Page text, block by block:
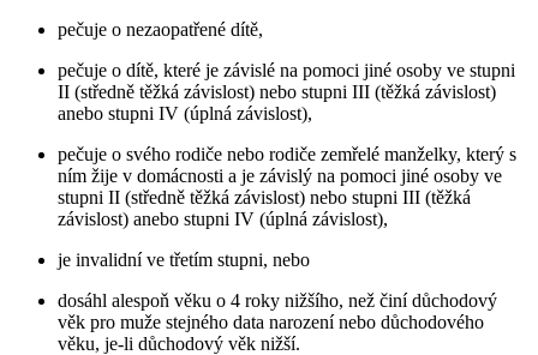
pečuje o nezaopatřené dítě,
pečuje o dítě, které je závislé na pomoci jiné osoby ve stupni
II (středně těžká závislost) nebo stupni III (těžká závislost)
anebo stupni IV (úplná závislost),
pečuje o svého rodiče nebo rodiče zemřelé manželky, který s
ním žije v domácnosti a je závislý na pomoci jiné osoby ve
stupni II (středně těžká závislost) nebo stupni III (těžká
závislost) anebo stupni IV (úplná závislost),
je invalidní ve třetím stupni, nebo
dosáhl alespoň věku o 4 roky nižšího, než činí důchodový
věk pro muže stejného data narození nebo důchodového
věku, je-li důchodový věk nižší.